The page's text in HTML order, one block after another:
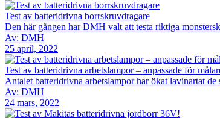
Test av batteridrivna borrskruvdragare
Den här gången har DMH valt att testa riktiga
Av: DMH
25 april, 2022
Test av batteridrivna arbetslampor – anpassade för
Antalet batteridrivna arbetslampor har ökat lavinartat
Av: DMH
24 mars, 2022